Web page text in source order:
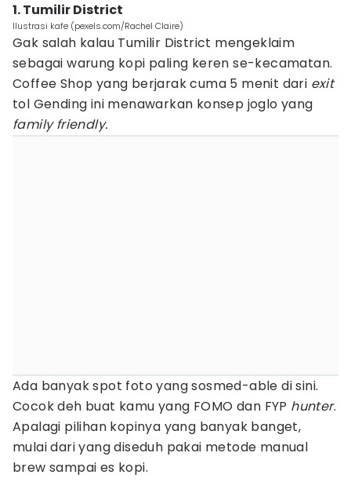
1. Tumilir District
Ilustrasi kafe (pexels.com/Rachel Claire)
Gak salah kalau Tumilir District mengeklaim
sebagai warung kopi paling keren se-kecamatan.
Coffee Shop yang berjarak cuma 5 menit dari exit
tol Gending ini menawarkan konsep joglo yang
family friendly.
Ada banyak spot foto yang sosmed-able di sini.
Cocok deh buat kamu yang FOMO dan FYP hunter.
Apalagi pilihan kopinya yang banyak banget,
mulai dari yang diseduh pakai metode manual
brew sampai es kopi.